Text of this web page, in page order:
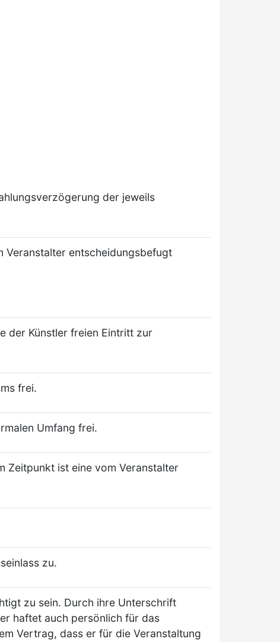
der jeweils
Veranstalter entscheidungsbefugt
der Künstler freien Eintritt zur
frei.
Umfang frei.
Zeitpunkt ist eine vom Veranstalter
zu.
zu sein. Durch ihre Unterschrift
haftet auch persönlich für das
Vertrag, dass er für die Veranstaltung